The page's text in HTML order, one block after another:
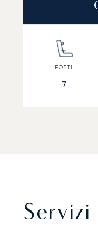
7
Servizi